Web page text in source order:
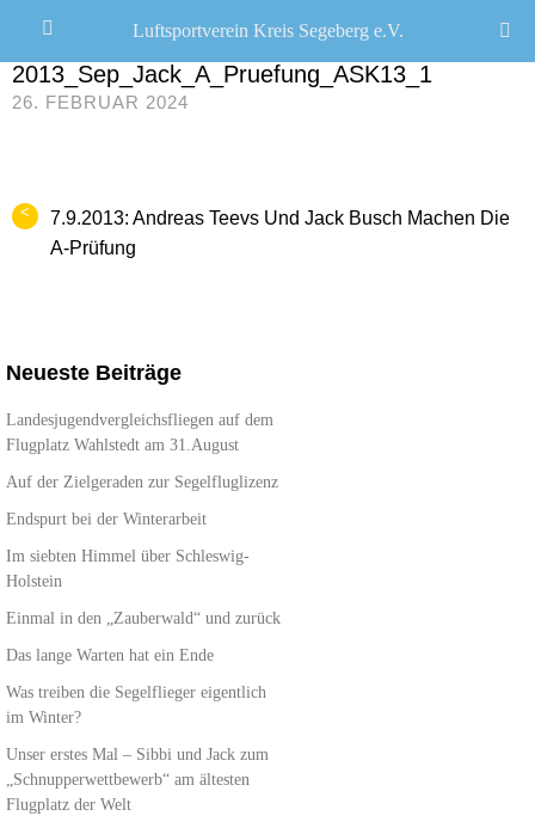
2013_Sep_Jack_A_Pruefung_ASK13_1
26. FEBRUAR 2024
<
7.9.2013: Andreas Teevs Und Jack Busch Machen Die
A-Prüfung
Neueste Beiträge
Landesjugendvergleichsfliegen auf dem
Flugplatz Wahlstedt am 31.August
Auf der Zielgeraden zur Segelfluglizenz
Endspurt bei der Winterarbeit
Im siebten Himmel über Schleswig-
Holstein
Einmal in den „Zauberwald“ und zurück
Das lange Warten hat ein Ende
Was treiben die Segelflieger eigentlich
im Winter?
Unser erstes Mal – Sibbi und Jack zum
„Schnupperwettbewerb“ am ältesten
Flugplatz der Welt
Luftsportverein Kreis Segeberg e.V.